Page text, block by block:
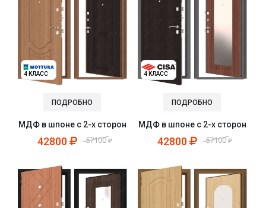
4 КЛАСС
ПОДРОБНО
МДФ в шпоне с 2-х сторон
42800 57100
4 КЛАСС
ПОДРОБНО
МДФ в шпоне с 2-х сторон
42800 57100